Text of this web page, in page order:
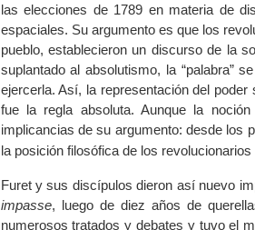
las elecciones de 1789 en materia de
espaciales. Su argumento es que los
pueblo, establecieron un discurso de la
suplantado al absolutismo, la “palabra”
ejercerla. Así, la representación del
fue la regla absoluta. Aunque la
implicancias de su argumento: desde los
la posición filosófica de los
Furet y sus discípulos dieron así nuevo
impasse, luego de diez años de
numerosos tratados y debates y tuvo el